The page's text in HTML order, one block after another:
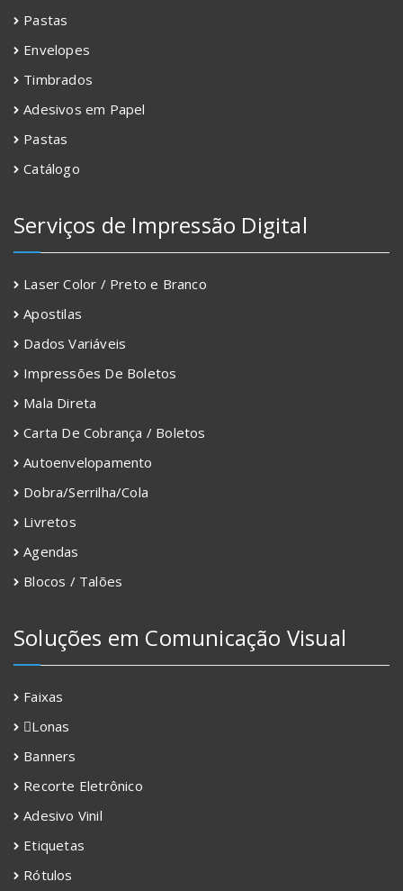
Pastas
Envelopes
Timbrados
Adesivos em Papel
Pastas
Catálogo
Serviços de Impressão Digital
Laser Color / Preto e Branco
Apostilas
Dados Variáveis
Impressões De Boletos
Mala Direta
Carta De Cobrança / Boletos
Autoenvelopamento
Dobra/Serrilha/Cola
Livretos
Agendas
Blocos / Talões
Soluções em Comunicação Visual
Faixas
Lonas
Banners
Recorte Eletrônico
Adesivo Vinil
Etiquetas
Rótulos